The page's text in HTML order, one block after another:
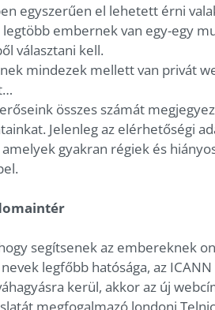
egyszerűen el lehetett érni
embernek van egy-egy
választani kell.
mindezek mellett van privát
összes számát
Jelenleg az elérhetőségi
gyakran régiek és
segítsenek az embereknek
legfőbb hatósága, az
kerül, akkor az új
megfogalmazó londoni